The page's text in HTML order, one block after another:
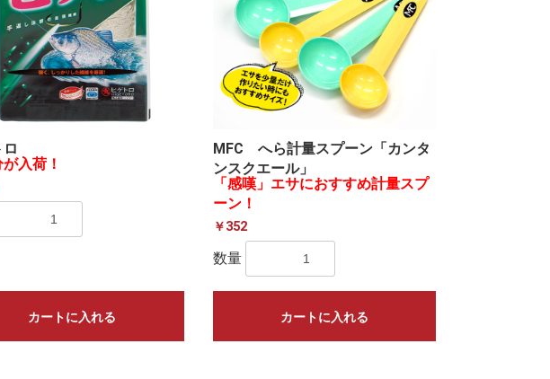
ロ
入荷！
カートに入れる
MFC へら計量スプーン「カンタ
ンスクエール」
「感嘆」エサにおすすめ計量スプ
ーン！
￥352
数量
カートに入れる